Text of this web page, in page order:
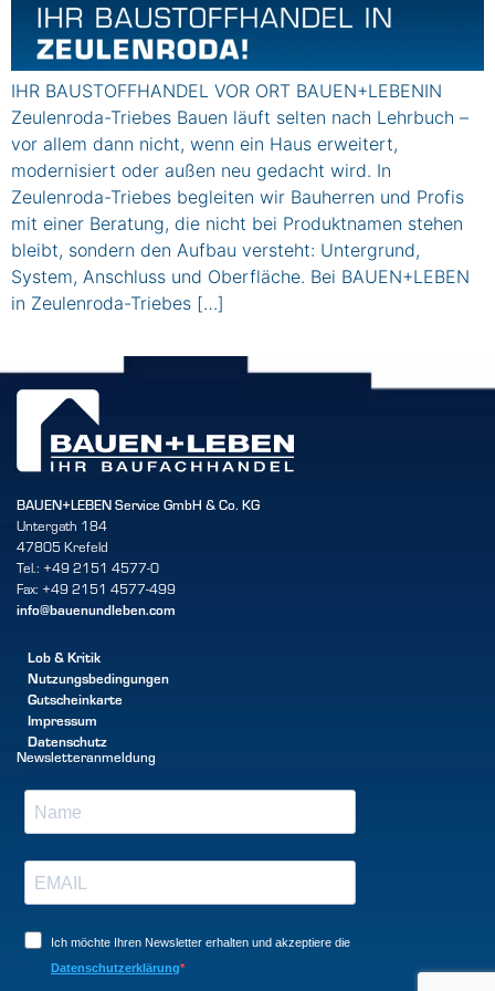
IHR BAUSTOFFHANDEL VOR ORT BAUEN+LEBENIN
Zeulenroda-Triebes Bauen läuft selten nach Lehrbuch –
vor allem dann nicht, wenn ein Haus erweitert,
modernisiert oder außen neu gedacht wird. In
Zeulenroda-Triebes begleiten wir Bauherren und Profis
mit einer Beratung, die nicht bei Produktnamen stehen
bleibt, sondern den Aufbau versteht: Untergrund,
System, Anschluss und Oberfläche. Bei BAUEN+LEBEN
in Zeulenroda-Triebes […]
BAUEN+LEBEN Service GmbH & Co. KG
Untergath 184
47805 Krefeld
Tel.: +49 2151 4577-0
Fax: +49 2151 4577-499
info@bauenundleben.com
Lob & Kritik
Nutzungsbedingungen
Gutscheinkarte
Impressum
Datenschutz
Newsletteranmeldung
Ich möchte Ihren Newsletter erhalten und akzeptiere die
Datenschutzerklärung